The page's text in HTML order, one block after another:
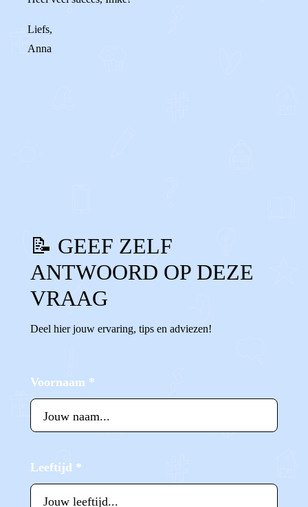
Liefs,
Anna
📝 GEEF ZELF
ANTWOORD OP DEZE
VRAAG
Deel hier jouw ervaring, tips en adviezen!
Voornaam *
Leeftijd *